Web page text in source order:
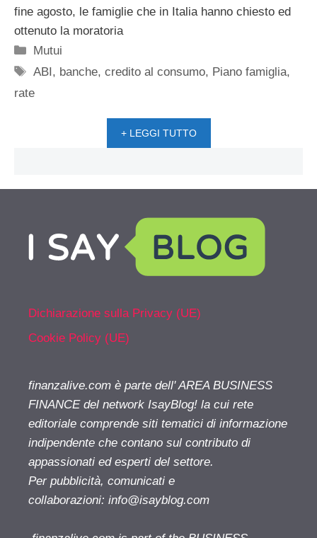
fine agosto, le famiglie che in Italia hanno chiesto ed
ottenuto la moratoria
Categorie
Mutui
Tag
ABI, banche,credito al consumo, Piano famiglia,
rate
+ LEGGI TUTTO
Dichiarazione sulla Privacy (UE)
Cookie Policy (UE)
finanzalive.com è parte dell' AREA BUSINESS
FINANCE del network IsayBlog! la cui rete
editoriale comprende siti tematici di informazione
indipendente che contano sul contributo di
appassionati ed esperti del settore.
Per pubblicità, comunicati e
collaborazioni: info@isayblog.com